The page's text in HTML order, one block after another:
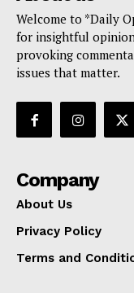
Welcome to *Daily
for insightful
provoking
issues that matter.
Company
About Us
Privacy Policy
Terms and